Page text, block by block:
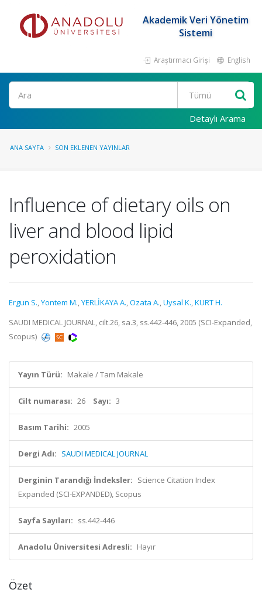
Akademik Veri Yönetim
Sistemi
Araştırmacı Girişi English
Ara
Detaylı Arama
ANA SAYFA SON EKLENEN YAYINLAR
Influence of dietary oils on
liver and blood lipid
peroxidation
Ergun S.,Yontem M.,YERLİKAYA A.,Ozata A.,Uysal K.,KURT H.
SAUDI MEDICAL JOURNAL, cilt.26, sa.3, ss.442-446, 2005 (SCI-Expanded,
Scopus)
Yayın Türü: Makale / Tam Makale
Cilt numarası: 26 Sayı: 3
Basım Tarihi: 2005
Dergi Adı: SAUDI MEDICAL JOURNAL
Derginin Tarandığı İndeksler: Science Citation Index
Expanded (SCI-EXPANDED), Scopus
Sayfa Sayıları: ss.442-446
Anadolu Üniversitesi Adresli: Hayır
Özet